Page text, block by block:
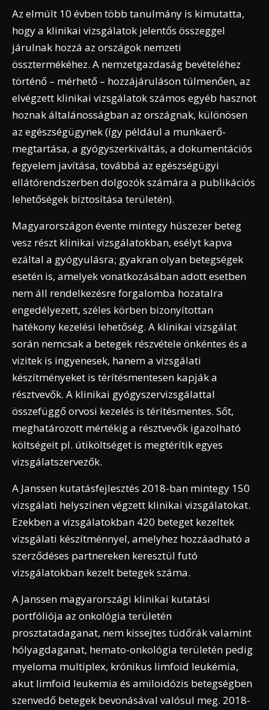
Az elmúlt 10 évben több tanulmány is kimutatta,
hogy a klinikai vizsgálatok jelentős összeggel
járulnak hozzá az országok nemzeti
össztermékéhez. A nemzetgazdaság bevételéhez
történő – mérhető – hozzájáruláson túlmenően, az
elvégzett klinikai vizsgálatok számos egyéb hasznot
hoznak általánosságban az országnak, különösen
az egészségügynek (így például a munkaerő-
megtartása, a gyógyszerkiváltás, a dokumentációs
fegyelem javítása, továbbá az egészségügyi
ellátórendszerben dolgozók számára a publikációs
lehetőségek biztosítása területén).
Magyarországon évente mintegy húszezer beteg
vesz részt klinikai vizsgálatokban, esélyt kapva
ezáltal a gyógyulásra; gyakran olyan betegségek
esetén is, amelyek vonatkozásában adott esetben
nem áll rendelkezésre forgalomba hozatalra
engedélyezett, széles körben bizonyítottan
hatékony kezelési lehetőség. A klinikai vizsgálat
során nemcsak a betegek részvétele önkéntes és a
vizitek is ingyenesek, hanem a vizsgálati
készítményeket is térítésmentesen kapják a
résztvevők. A klinikai gyógyszervizsgálattal
összefüggő orvosi kezelés is térítésmentes. Sőt,
meghatározott mértékig a résztvevők igazolható
költségeit pl. útiköltséget is megtérítik egyes
vizsgálatszervezők.
A Janssen kutatásfejlesztés 2018-ban mintegy 150
vizsgálati helyszínen végzett klinikai vizsgálatokat.
Ezekben a vizsgálatokban 420 beteget kezeltek
vizsgálati készítménnyel, amelyhez hozzáadható a
szerződéses partnereken keresztül futó
vizsgálatokban kezelt betegek száma.
A Janssen magyarországi klinikai kutatási
portfóliója az onkológia területén
prosztatadaganat, nem kissejtes tüdőrák valamint
hólyagdaganat, hemato-onkológia területén pedig
myeloma multiplex, krónikus limfoid leukémia,
akut limfoid leukemia és amiloidózis betegségben
szenvedő betegek bevonásával valósul meg. 2018-